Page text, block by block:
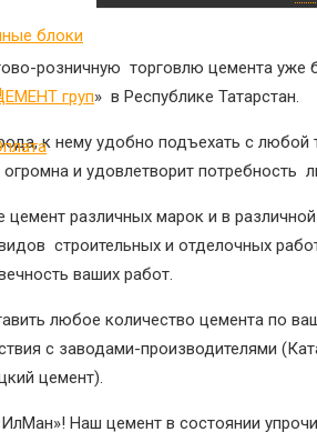
блоки
розничную торговлю цемента
груп» в Республике Татарстан.
к нему удобно подъехать с
и удовлетворит потребность
цемент различных марок и в
строительных и отделочных
ваших работ.
любое количество цемента по
с заводами-производителями
цемент).
Наш цемент в состоянии